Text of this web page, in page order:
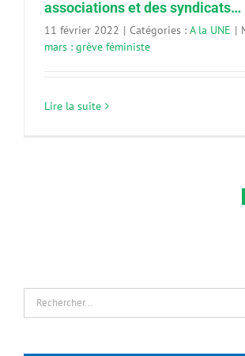
associations et des syndicats…
11 février 2022 | Catégories : A la UNE |
mars : grève féministe
Lire la suite
Rechercher: